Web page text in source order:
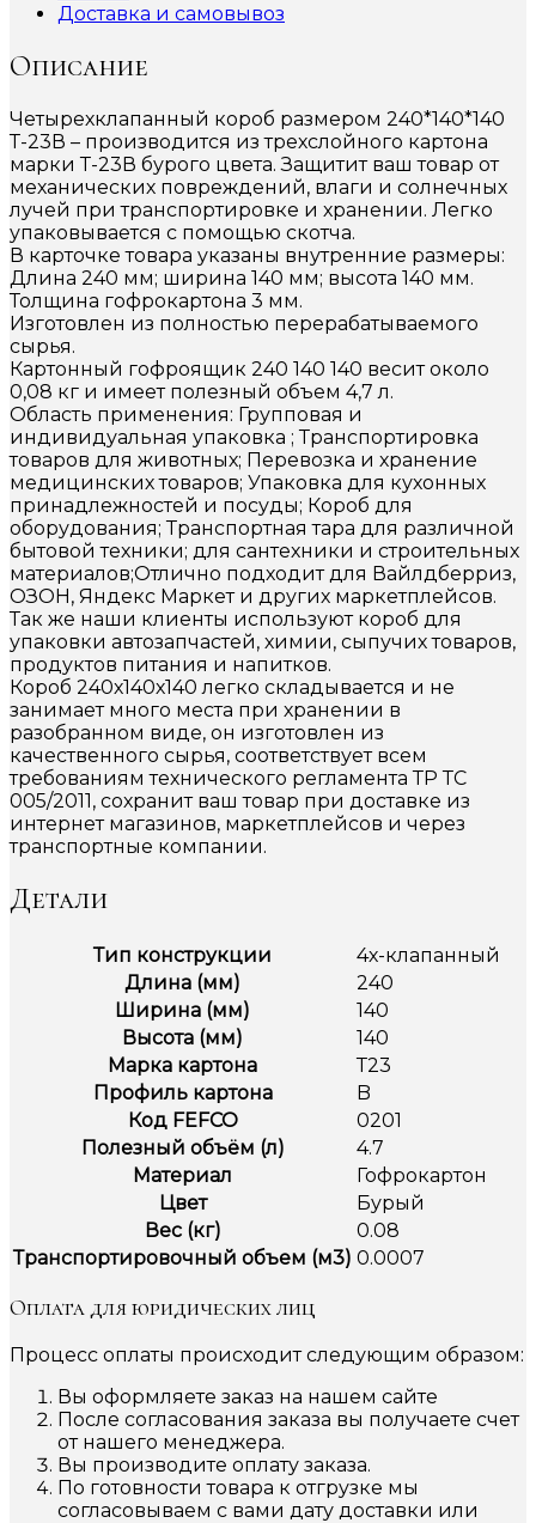
Доставка и самовывоз
Описание
Четырехклапанный короб размером 240*140*140
Т-23В – производится из трехслойного картона
марки Т-23В бурого цвета. Защитит ваш товар от
механических повреждений, влаги и солнечных
лучей при транспортировке и хранении. Легко
упаковывается с помощью скотча.
В карточке товара указаны внутренние размеры:
Длина 240 мм; ширина 140 мм; высота 140 мм.
Толщина гофрокартона 3 мм.
Изготовлен из полностью перерабатываемого
сырья.
Картонный гофроящик 240 140 140 весит около
0,08 кг и имеет полезный объем 4,7 л.
Область применения: Групповая и
индивидуальная упаковка ; Транспортировка
товаров для животных; Перевозка и хранение
медицинских товаров; Упаковка для кухонных
принадлежностей и посуды; Короб для
оборудования; Транспортная тара для различной
бытовой техники; для сантехники и строительных
материалов;Отлично подходит для Вайлдберриз,
ОЗОН, Яндекс Маркет и других маркетплейсов.
Так же наши клиенты используют короб для
упаковки автозапчастей, химии, сыпучих товаров,
продуктов питания и напитков.
Короб 240х140х140 легко складывается и не
занимает много места при хранении в
разобранном виде, он изготовлен из
качественного сырья, соответствует всем
требованиям технического регламента ТР ТС
005/2011, сохранит ваш товар при доставке из
интернет магазинов, маркетплейсов и через
транспортные компании.
Детали
Тип конструкции
4х-клапанный
Длина (мм)
240
Ширина (мм)
140
Высота (мм)
140
Марка картона
Т23
Профиль картона
B
Код FEFCO
0201
Полезный объём (л)
4.7
Материал
Гофрокартон
Цвет
Бурый
Вес (кг)
0.08
Транспортировочный объем (м3) 0.0007
Оплата для юридических лиц
Процесс оплаты происходит следующим образом:
Вы оформляете заказ на нашем сайте
После согласования заказа вы получаете счет
от нашего менеджера.
Вы производите оплату заказа.
По готовности товара к отгрузке мы
согласовываем с вами дату доставки или